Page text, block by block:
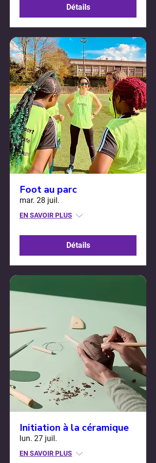
Détails
Foot au parc
mar. 28 juil.
EN SAVOIR PLUS
Détails
Initiation à la céramique
lun. 27 juil.
EN SAVOIR PLUS